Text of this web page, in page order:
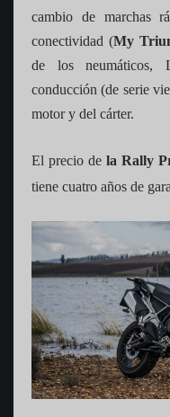
cambio de marchas
conectividad (My
de los
conducción (de serie
motor y del cárter.
El precio de la Rally
tiene cuatro años de